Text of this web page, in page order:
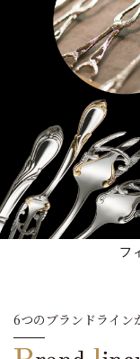
フ
6つのブランドライン